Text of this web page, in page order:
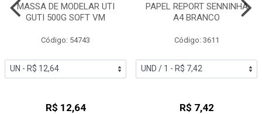
MASSA DE MODELAR UTI
GUTI 500G SOFT VM
Código: 54743
R$ 12,64
PAPEL REPORT SENNINHA
A4 BRANCO
Código: 3611
R$ 7,42